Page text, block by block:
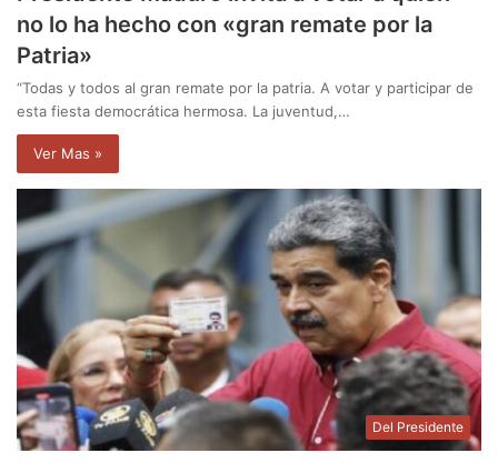
no lo ha hecho con «gran remate por la
Patria»
“Todas y todos al gran remate por la patria. A votar y participar de
esta fiesta democrática hermosa. La juventud,…
Ver Mas »
Del Presidente